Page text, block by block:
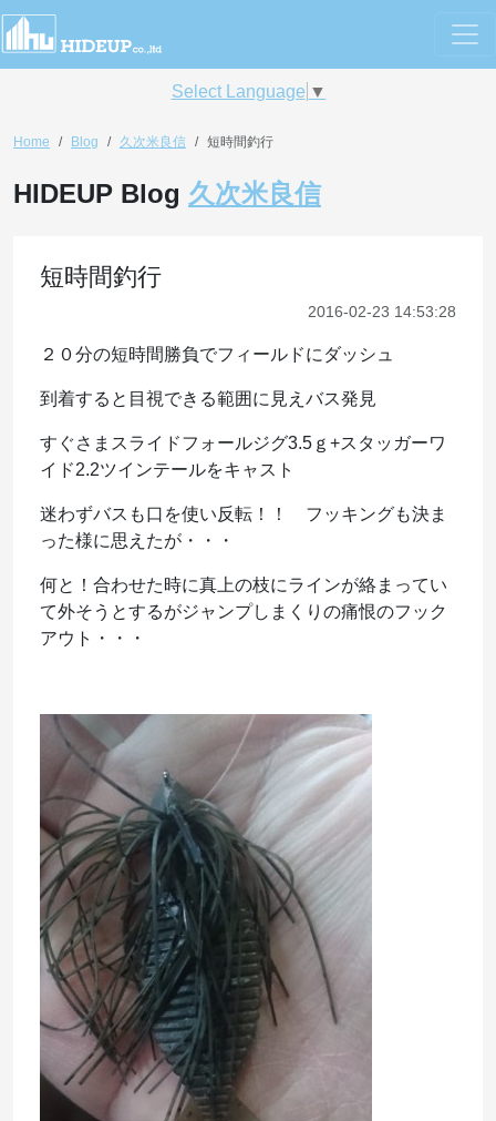
Select Language ▼
Home Blog 久次米良信 短時間釣行
HIDEUP Blog 久次米良信
短時間釣行
2016-02-23 14:53:28
２０分の短時間勝負でフィールドにダッシュ
到着すると目視できる範囲に見えバス発見
すぐさまスライドフォールジグ3.5ｇ+スタッガーワ
イド2.2ツインテールをキャスト
迷わずバスも口を使い反転！！ フッキングも決ま
った様に思えたが・・・
何と！合わせた時に真上の枝にラインが絡まってい
て外そうとするがジャンプしまくりの痛恨のフック
アウト・・・